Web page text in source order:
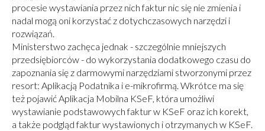
procesie wystawiania przez nich faktur nic się nie zmienia i
nadal mogą oni korzystać z dotychczasowych narzędzi i
rozwiązań.
Ministerstwo zachęca jednak - szczególnie mniejszych
przedsiębiorców - do wykorzystania dodatkowego czasu do
zapoznania się z darmowymi narzędziami stworzonymi przez
resort: Aplikacją Podatnika i e-mikrofirmą. Wkrótce ma się
też pojawić Aplikacja Mobilna KSeF, która umożliwi
wystawianie podstawowych faktur w KSeF oraz ich korekt,
a także podgląd faktur wystawionych i otrzymanych w KSeF.